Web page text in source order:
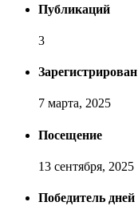
Публикаций
3
Зарегистрирован
7 марта, 2025
Посещение
13 сентября, 2025
Победитель дней